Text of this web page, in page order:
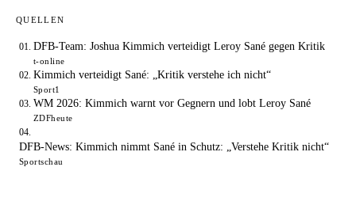
QUELLEN
DFB-Team: Joshua Kimmich verteidigt Leroy Sané gegen Kritik
t-online
Kimmich verteidigt Sané: „Kritik verstehe ich nicht“
Sport1
WM 2026: Kimmich warnt vor Gegnern und lobt Leroy Sané
ZDFheute
DFB-News: Kimmich nimmt Sané in Schutz: „Verstehe Kritik nicht“
Sportschau